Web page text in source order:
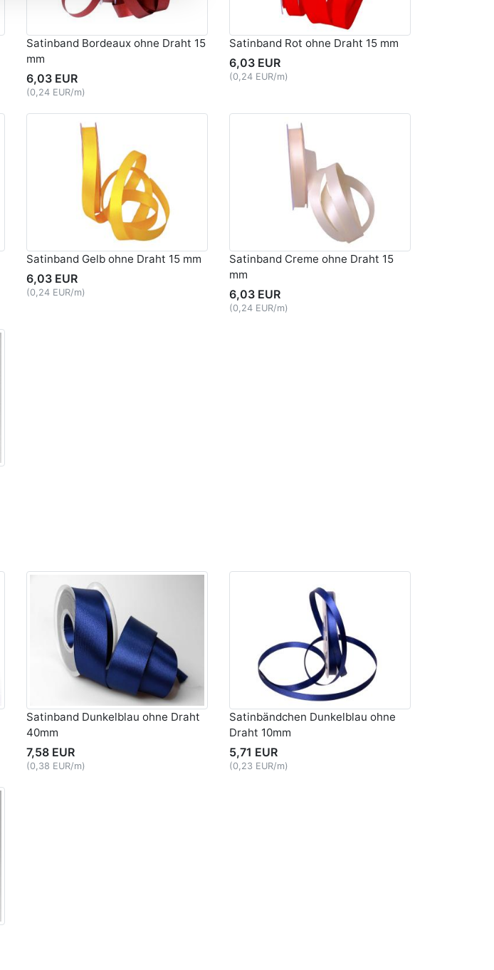
Satinband Bordeaux ohne Draht 15
mm
6,03 EUR
(0,24 EUR/m)
Satinband Rot ohne Draht 15 mm
6,03 EUR
(0,24 EUR/m)
Satinband Gelb ohne Draht 15 mm
6,03 EUR
(0,24 EUR/m)
Satinband Creme ohne Draht 15
mm
6,03 EUR
(0,24 EUR/m)
Satinband Dunkelblau ohne Draht
40mm
7,58 EUR
(0,38 EUR/m)
Satinbändchen Dunkelblau ohne
Draht 10mm
5,71 EUR
(0,23 EUR/m)